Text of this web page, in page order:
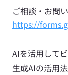
ご相談・お問
https://
AIを活用して
生成AIの活用